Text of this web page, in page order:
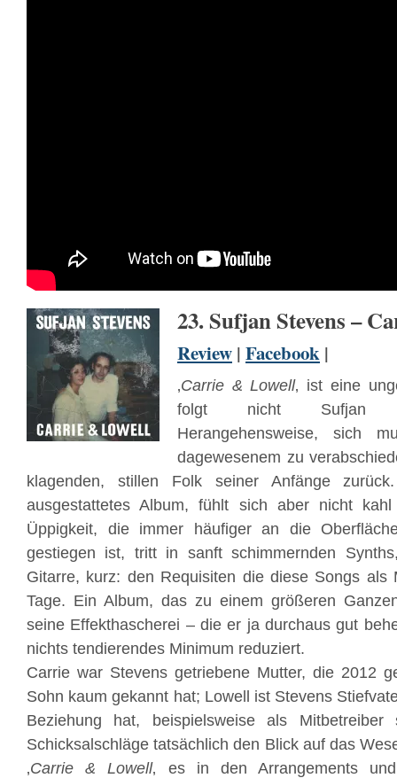
23. Sufjan Stevens –
Review | Facebook |
‚Carrie &Lowell‚ ist eine
folgt nicht Sufjan
Herangehensweise, sich
dagewesenem zu
klagenden, stillen Folk seiner Anfänge
ausgestattetes Album, fühlt sich aber nicht
Üppigkeit, die immer häufiger an die
gestiegen ist, tritt in sanft schimmernden
Gitarre, kurz: den Requisiten die diese Songs als
Tage. Ein Album, das zu einem größeren
seine Effekthascherei – die er ja durchaus gut
nichts tendierendes Minimum reduziert.
Carrie war Stevens getriebene Mutter, die 2012
Sohn kaum gekannt hat; Lowell ist Stevens
Beziehung hat, beispielsweise als Mitbetreiber
Schicksalschläge tatsächlich den Blick auf das
‚Carrie &Lowell‚ es in den Arrangements